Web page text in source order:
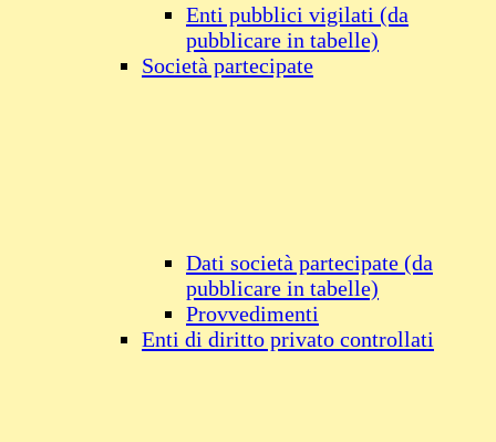
Enti pubblici vigilati (da
pubblicare in tabelle)
Società partecipate
Dati società partecipate (da
pubblicare in tabelle)
Provvedimenti
Enti di diritto privato controllati